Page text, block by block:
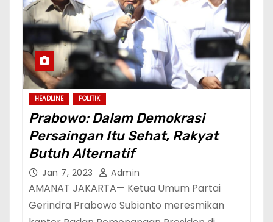
HEADLINE POLITIK
Prabowo: Dalam Demokrasi
Persaingan Itu Sehat, Rakyat
Butuh Alternatif
Jan 7, 2023 Admin
AMANAT JAKARTA— Ketua Umum Partai
Gerindra Prabowo Subianto meresmikan